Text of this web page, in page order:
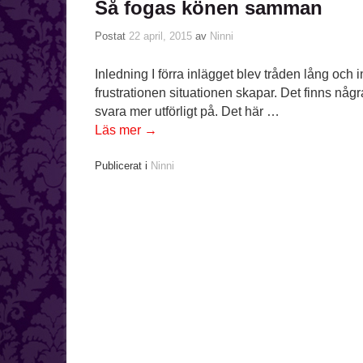
Så fogas könen samman
Postat 22 april, 2015 av Ninni
Inledning I förra inlägget blev tråden lång och
frustrationen situationen skapar. Det finns
svara mer utförligt på. Det här …
Läs mer →
Publicerat i Ninni